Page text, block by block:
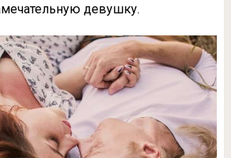
девушку.